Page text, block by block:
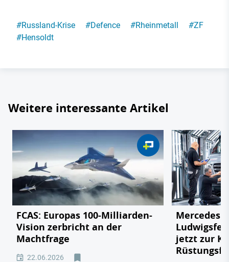
#Russland-Krise #Defence #Rheinmetall #ZF
#Hensoldt
Weitere interessante Artikel
FCAS: Europas 100-Milliarden-
Vision zerbricht an der
Machtfrage
22.06.2026
Mercedes
jetzt zur